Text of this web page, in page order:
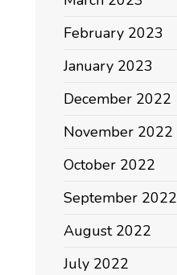
February 2023
January 2023
December 2022
November 2022
October 2022
September 2022
August 2022
July 2022